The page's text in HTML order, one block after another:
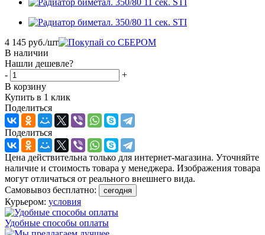
4 145 руб./шт
В наличии
Нашли дешевле?
-
+
В корзину
Купить в 1 клик
Поделиться
Поделиться
Цена действительна только для интернет-магазина. Уточняйте
наличие и стоимость товара у менеджера. Изображения товара
могут отличаться от реального внешнего вида.
Самовывоз бесплатно:
сегодня
Курьером: условия
Удобные способы оплаты